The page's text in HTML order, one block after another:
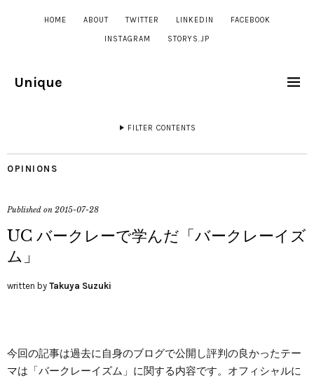
HOME ABOUT TWITTER LINKEDIN FACEBOOK
INSTAGRAM STORYS.JP
Unique
FILTER CONTENTS
OPINIONS
Published on 2015-07-28
UC バークレーで学んだ「バークレーイズ
ム」
written by Takuya Suzuki
今回の記事は過去に自身のブログで公開し評判の良かったテー
マは「バークレーイズム」に関する内容です。オフィシャルに